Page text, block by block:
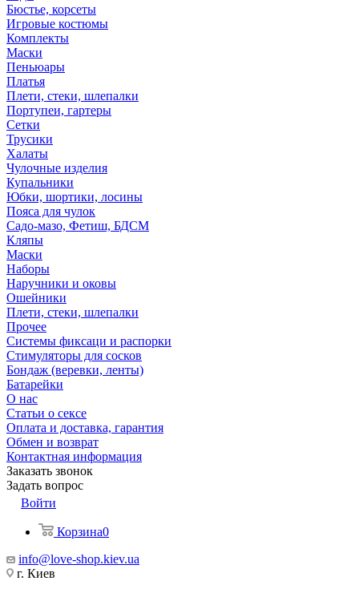
Бюстье, корсеты
Игровые костюмы
Комплекты
Маски
Пеньюары
Платья
Плети, стеки, шлепалки
Портупеи, гартеры
Сетки
Трусики
Халаты
Чулочные изделия
Купальники
Юбки, шортики, лосины
Пояса для чулок
Садо-мазо, Фетиш, БДСМ
Кляпы
Маски
Наборы
Наручники и оковы
Ошейники
Плети, стеки, шлепалки
Прочее
Системы фиксаци и распорки
Стимуляторы для сосков
Бондаж (веревки, ленты)
Батарейки
О нас
Статьи о сексе
Оплата и доставка, гарантия
Обмен и возврат
Контактная информация
Заказать звонок
Задать вопрос
Войти
Корзина0
info@love-shop.kiev.ua
г. Киев